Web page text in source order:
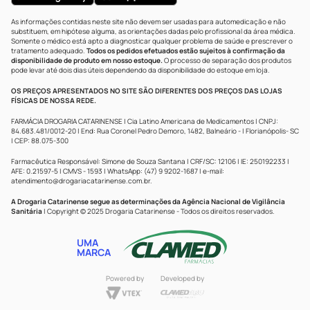
As informações contidas neste site não devem ser usadas para automedicação e não
substituem, em hipótese alguma, as orientações dadas pelo profissional da área médica.
Somente o médico está apto a diagnosticar qualquer problema de saúde e prescrever o
tratamento adequado. Todos os pedidos efetuados estão sujeitos à confirmação da
disponibilidade de produto em nosso estoque.O processo de separação dos produtos
pode levar até dois dias úteis dependendo da disponibilidade do estoque em loja.
OS PREÇOS APRESENTADOS NO SITE SÃO DIFERENTES DOS PREÇOS DAS LOJAS
FÍSICAS DE NOSSA REDE.
FARMÁCIA DROGARIA CATARINENSE | Cia Latino Americana de Medicamentos | CNPJ:
84.683.481/0012-20 | End: Rua Coronel Pedro Demoro, 1482, Balneário - | Florianópolis- SC
| CEP: 88.075-300
Farmacêutica Responsável: Simone de Souza Santana | CRF/SC: 12106 | IE: 250192233 |
AFE: 0.21597-5 | CMVS - 1593 | WhatsApp: (47) 9 9202-1687 | e-mail:
atendimento@drogariacatarinense.com.br.
A Drogaria Catarinense segue as determinações da Agência Nacional de Vigilância
Sanitária | Copyright © 2025 Drogaria Catarinense - Todos os direitos reservados.
UMA
MARCA
Powered by Developed by